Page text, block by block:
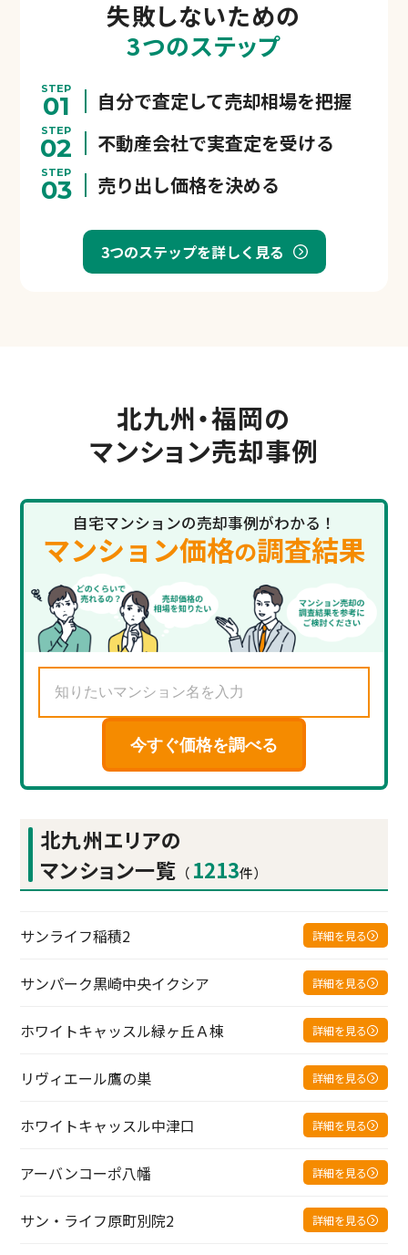
失敗しないための
3つのステップ
STEP
01 自分で査定して売却相場を把握
STEP
02 不動産会社で実査定を受ける
STEP
03 売り出し価格を決める
3つのステップを詳しく見る
北九州・福岡の
マンション売却事例
自宅マンションの売却事例がわかる！
マンション価格の調査結果
今すぐ価格を調べる
北九州エリアの
マンション一覧 （ 1213件）
サンライフ稲積2 詳細を見る
サンパーク黒崎中央イクシア 詳細を見る
ホワイトキャッスル緑ヶ丘Ａ棟 詳細を見る
リヴィエール鷹の巣 詳細を見る
ホワイトキャッスル中津口 詳細を見る
アーバンコーポ八幡 詳細を見る
サン・ライフ原町別院2 詳細を見る